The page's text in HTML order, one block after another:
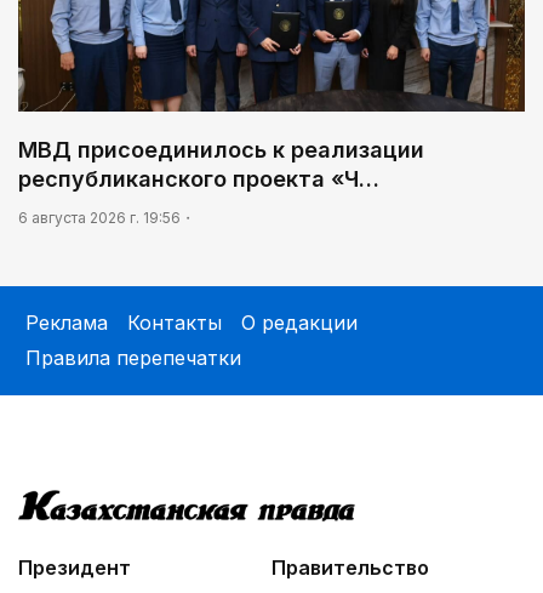
МВД присоединилось к реализации
республиканского проекта «Ч…
6 августа 2026 г. 19:56
Реклама Контакты
О редакции
Правила перепечатки
Президент
Правительство